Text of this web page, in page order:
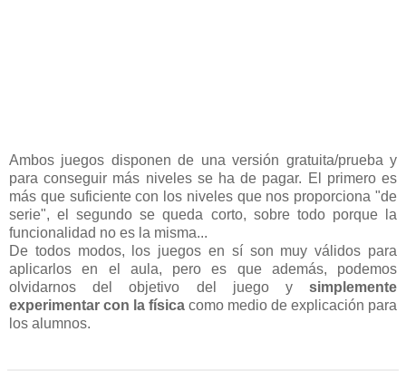
Ambos juegos disponen de una versión gratuita/prueba y
para conseguir más niveles se ha de pagar. El primero es
más que suficiente con los niveles que nos proporciona "de
serie", el segundo se queda corto, sobre todo porque la
funcionalidad no es la misma...
De todos modos, los juegos en sí son muy válidos para
aplicarlos en el aula, pero es que además, podemos
olvidarnos del objetivo del juego y simplemente
experimentar con la física como medio de explicación para
los alumnos.